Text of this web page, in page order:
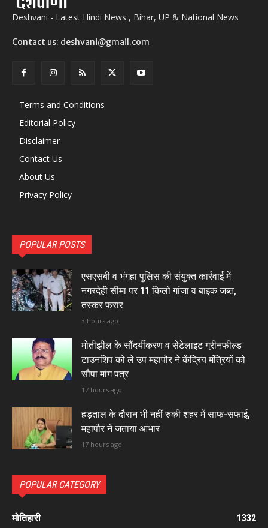
Deshvani - Latest Hindi News , Bihar, UP & National News
Contact us: deshvani@gmail.com
Terms and Conditions
Editorial Policy
Disclaimer
Contact Us
About Us
Privacy Policy
POPULAR POSTS
एसएसबी व भंगहा पुलिस की संयुक्त कार्रवाई में
नगरदेही सीमा पर 11 किलो गांजा व बाइक जब्त,
तस्कर फरार
3 hours ago
मोतीझील के सौंदर्यीकरण व सेटेलाइट ग्रीनफील्ड
टाउनशिप को ले उप महापौर ने केंद्रिय मंत्रियों को
सौंपा मांग पत्र
17 hours ago
हड़ताल के दौरान भी नहीं रुकी शहर में साफ-सफाई,
महापौर ने जताया आभार
17 hours ago
POPULAR CATEGORY
मोतिहारी 1332